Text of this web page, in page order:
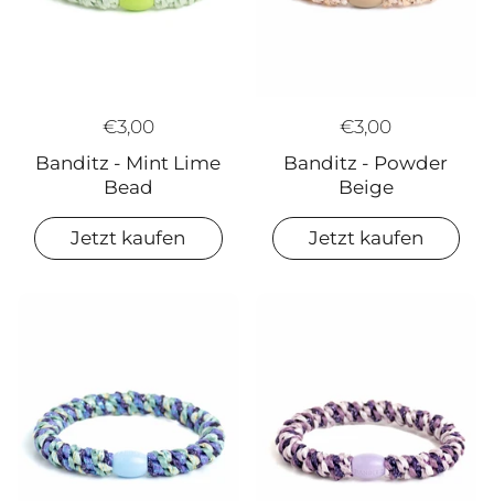
€3,00
Banditz - Mint Lime
Bead
Jetzt kaufen
€3,00
Banditz - Powder
Beige
Jetzt kaufen